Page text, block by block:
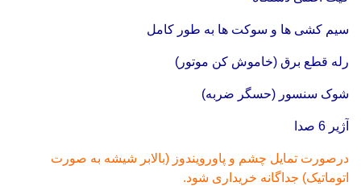
سیم کشی ها و سوکت ها به طور کامل
رله قطع برق (خاموش کن موتور)
شوک سنسور (حسگر ضربه)
آژیر 6 صدا
درصورت تمایل چشم و پاورویندوز (بالابر شیشه به صورت
اتوماتیک) جداگانه خریداری شود.